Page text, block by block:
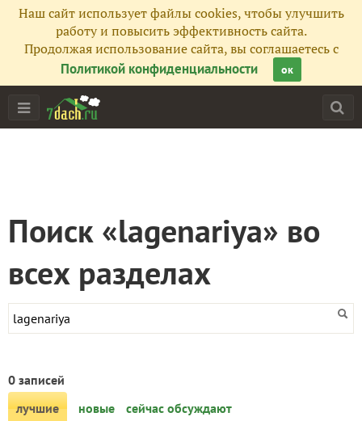
Наш сайт использует файлы cookies, чтобы улучшить
работу и повысить эффективность сайта.
Продолжая использование сайта, вы соглашаетесь с
Политикой конфиденциальности
ок
Поиск «lagenariya» во
всех разделах
0 записей
лучшие
новые сейчас обсуждают